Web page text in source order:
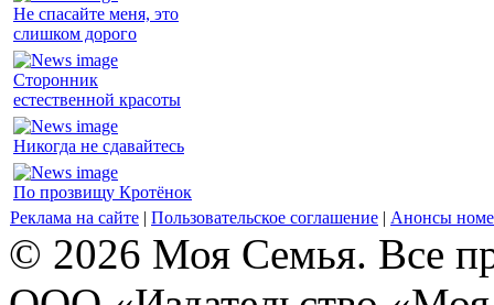
Не спасайте меня, это
слишком дорого
Сторонник
естественной красоты
Никогда не сдавайтесь
По прозвищу Кротёнок
Реклама на сайте | Пользовательское соглашение | Анонсы
© 2026 Моя Семья. Все